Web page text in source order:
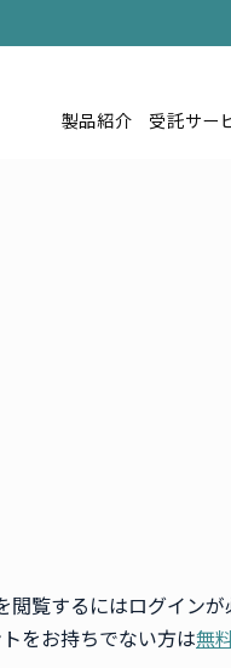
製品紹介 受託サー
閲覧するにはログイン
をお持ちでない方は無